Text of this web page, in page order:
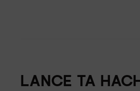
LANCE TA